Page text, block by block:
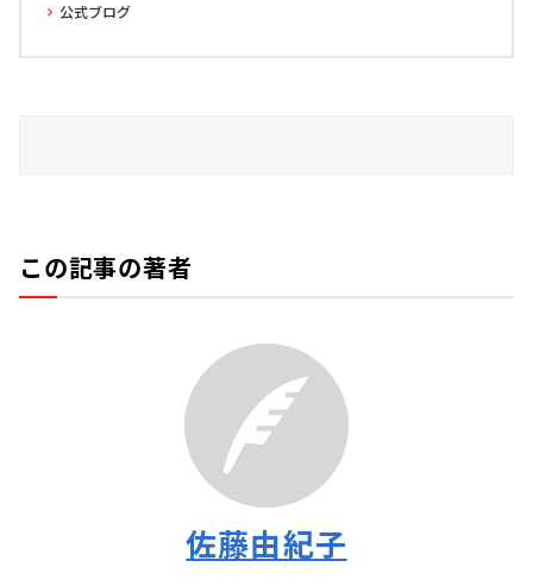
公式ブログ
この記事の著者
佐藤由紀子